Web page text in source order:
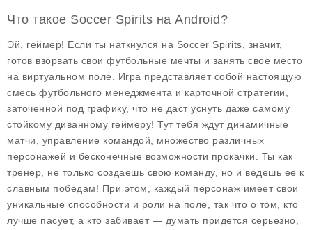
Что такое Soccer Spirits на Android?
Эй, геймер! Если ты наткнулся на Soccer Spirits, значит,
готов взорвать свои футбольные мечты и занять свое место
на виртуальном поле. Игра представляет собой настоящую
смесь футбольного менеджмента и карточной стратегии,
заточенной под графику, что не даст уснуть даже самому
стойкому диванному геймеру! Тут тебя ждут динамичные
матчи, управление командой, множество различных
персонажей и бесконечные возможности прокачки. Ты как
тренер, не только создаешь свою команду, но и ведешь ее к
славным победам! При этом, каждый персонаж имеет свои
уникальные способности и роли на поле, так что о том, кто
лучше пасует, а кто забивает — думать придется серьезно,